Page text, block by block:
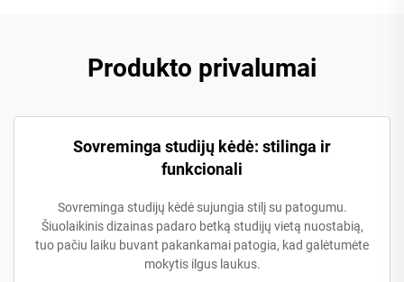
Produkto privalumai
Sovreminga studijų kėdė: stilinga ir
funkcionali
Sovreminga studijų kėdė sujungia stilį su patogumu.
Šiuolaikinis dizainas padaro betką studijų vietą nuostabią,
tuo pačiu laiku buvant pakankamai patogia, kad galėtumėte
mokytis ilgus laukus.